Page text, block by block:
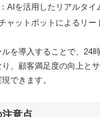
AIを活用したリアルタイ
ャットボットによるリー
ルを導入することで、24
、顧客満足度の向上と
できます。
意点